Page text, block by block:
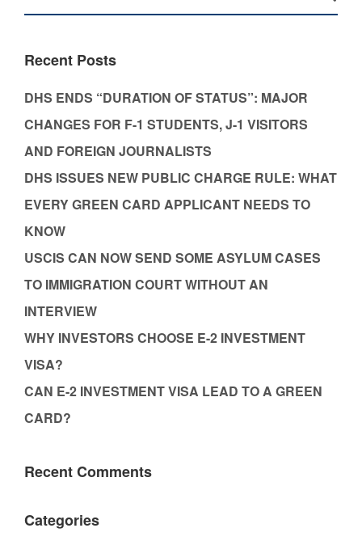
Recent Posts
DHS ENDS “DURATION OF STATUS”: MAJOR
CHANGES FOR F-1 STUDENTS, J-1 VISITORS
AND FOREIGN JOURNALISTS
DHS ISSUES NEW PUBLIC CHARGE RULE: WHAT
EVERY GREEN CARD APPLICANT NEEDS TO
KNOW
USCIS CAN NOW SEND SOME ASYLUM CASES
TO IMMIGRATION COURT WITHOUT AN
INTERVIEW
WHY INVESTORS CHOOSE E-2 INVESTMENT
VISA?
CAN E-2 INVESTMENT VISA LEAD TO A GREEN
CARD?
Recent Comments
Categories